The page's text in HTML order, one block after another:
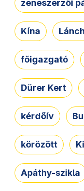
zeneszerzői
Kína
főigazgató
Dürer Kert
kérdőív
körözött
Apáthy-szikla